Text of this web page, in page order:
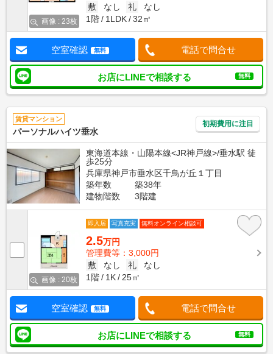
画像 : 23枚
敷
なし 礼
なし
1階
1LDK 32㎡
空室確認 無料 電話で問合せ
お店にLINEで相談する 無料
賃貸マンション
パーソナルハイツ垂水
初期費用に注目
東海道本線・山陽本線<JR神戸線>/垂水駅 徒
歩25分
兵庫県神戸市垂水区千鳥が丘１丁目
築年数
築38年
建物階数
3階建
画像 : 20枚
即入居 写真充実 無料オンライン相談可
2.5万円
管理費等：3,000円
敷
なし 礼
なし
1階
1K 25㎡
空室確認 無料 電話で問合せ
お店にLINEで相談する 無料